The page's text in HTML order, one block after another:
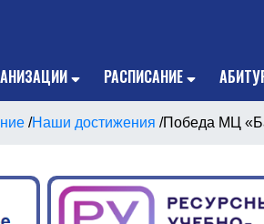
РАСПИСАНИЕ
/Наши достижения /Победа МЦ